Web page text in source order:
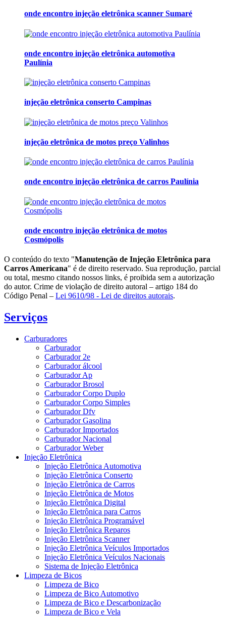
onde encontro injeção eletrônica scanner Sumaré
onde encontro injeção eletrônica automotiva
Paulínia
injeção eletrônica conserto Campinas
injeção eletrônica de motos preço Valinhos
onde encontro injeção eletrônica de carros Paulínia
onde encontro injeção eletrônica de motos
Cosmópolis
O conteúdo do texto "Manutenção de Injeção Eletrônica para
Carros Americana" é de direito reservado. Sua reprodução, parcial
ou total, mesmo citando nossos links, é proibida sem a autorização
do autor. Crime de violação de direito autoral – artigo 184 do
Código Penal – Lei 9610/98 - Lei de direitos autorais.
Serviços
Carburadores
Carburador
Carburador 2e
Carburador álcool
Carburador Ap
Carburador Brosol
Carburador Corpo Duplo
Carburador Corpo Simples
Carburador Dfv
Carburador Gasolina
Carburador Importados
Carburador Nacional
Carburador Weber
Injeção Eletrônica
Injeção Eletrônica Automotiva
Injeção Eletrônica Conserto
Injeção Eletrônica de Carros
Injeção Eletrônica de Motos
Injeção Eletrônica Digital
Injeção Eletrônica para Carros
Injeção Eletrônica Programável
Injeção Eletrônica Reparos
Injeção Eletrônica Scanner
Injeção Eletrônica Veículos Importados
Injeção Eletrônica Veículos Nacionais
Sistema de Injeção Eletrônica
Limpeza de Bicos
Limpeza de Bico
Limpeza de Bico Automotivo
Limpeza de Bico e Descarbonização
Limpeza de Bico e Vela